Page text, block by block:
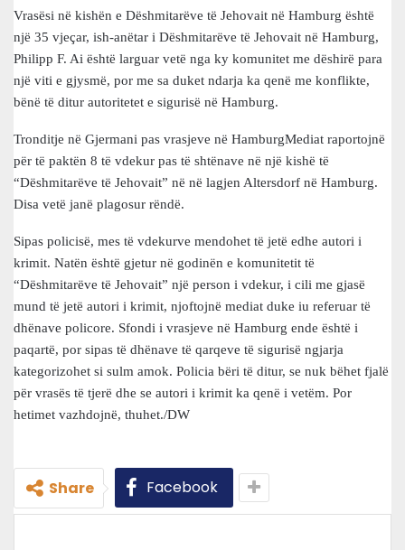
Vrasësi në kishën e Dëshmitarëve të Jehovait në Hamburg është
një 35 vjeçar, ish-anëtar i Dëshmitarëve të Jehovait në Hamburg,
Philipp F. Ai është larguar vetë nga ky komunitet me dëshirë para
një viti e gjysmë, por me sa duket ndarja ka qenë me konflikte,
bënë të ditur autoritetet e sigurisë në Hamburg.
Tronditje në Gjermani pas vrasjeve në HamburgMediat raportojnë
për të paktën 8 të vdekur pas të shtënave në një kishë të
“Dëshmitarëve të Jehovait” në në lagjen Altersdorf në Hamburg.
Disa vetë janë plagosur rëndë.
Sipas policisë, mes të vdekurve mendohet të jetë edhe autori i
krimit. Natën është gjetur në godinën e komunitetit të
“Dëshmitarëve të Jehovait” një person i vdekur, i cili me gjasë
mund të jetë autori i krimit, njoftojnë mediat duke iu referuar të
dhënave policore. Sfondi i vrasjeve në Hamburg ende është i
paqartë, por sipas të dhënave të qarqeve të sigurisë ngjarja
kategorizohet si sulm amok. Policia bëri të ditur, se nuk bëhet fjalë
për vrasës të tjerë dhe se autori i krimit ka qenë i vetëm. Por
hetimet vazhdojnë, thuhet./DW
Share Facebook